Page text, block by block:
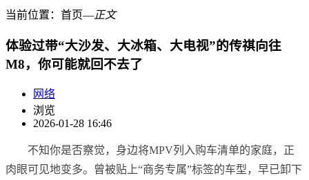
当前位置： 首页―正文
体验过带“大沙发、大冰箱、大电视”的传祺向往
M8，你可能就回不去了
网络
浏览
2026-01-28 16:46
不知你是否察觉，身边将MPV列入购车清单的家庭，正
肉眼可见地变多。曾被贴上“商务专属”标签的车型，早已卸下